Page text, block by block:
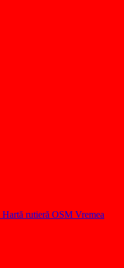
Hartă rutieră OSM Vremea